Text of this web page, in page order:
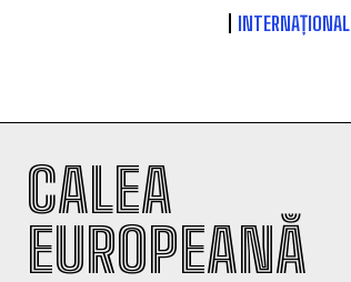
INTERNAȚIONAL
CALEA
EUROPEANĂ